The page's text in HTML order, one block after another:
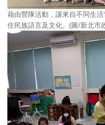
藉由營隊活動，讓來自不同生
住民族語言及文化。(圖/新北市